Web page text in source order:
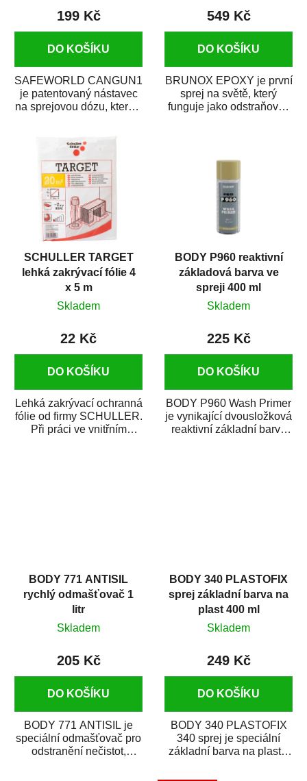
199 Kč
DO KOŠÍKU
SAFEWORLD CANGUN1
je patentovaný nástavec
na sprejovou dózu, který ji
549 Kč
DO KOŠÍKU
BRUNOX EPOXY je první
sprej na světě, který
funguje jako odstraňovač
SCHULLER TARGET
lehká zakrývací fólie 4
x 5 m
Skladem
22 Kč
DO KOŠÍKU
Lehká zakrývací ochranná
fólie od firmy SCHULLER.
Při práci ve vnitřním
BODY P960 reaktivní
základová barva ve
spreji 400 ml
Skladem
225 Kč
DO KOŠÍKU
BODY P960 Wash Primer
je vynikající dvousložková
reaktivní základní barva
BODY 771 ANTISIL
rychlý odmašťovač 1
litr
Skladem
205 Kč
DO KOŠÍKU
BODY 771 ANTISIL je
speciální odmašťovač pro
odstranění nečistot,
BODY 340 PLASTOFIX
sprej základní barva na
plast 400 ml
Skladem
249 Kč
DO KOŠÍKU
BODY 340 PLASTOFIX
340 sprej je speciální
základní barva na plasty,
vrchních...